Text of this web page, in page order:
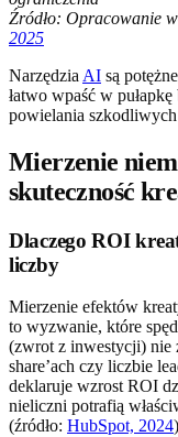
Źródło: Opracowanie
2025
Narzędzia AI są
łatwo wpaść w
powielania
Mierzenie
skuteczność
Dlaczego ROI
liczby
Mierzenie efektów
to wyzwanie, które
(zwrot z inwestycji) nie
share’ach czy liczbie
deklaruje wzrost ROI
nieliczni potrafią
(źródło: HubSpot, 2024